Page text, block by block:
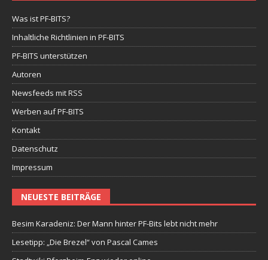
Was ist PF-BITS?
Inhaltliche Richtlinien in PF-BITS
PF-BITS unterstützen
Autoren
Newsfeeds mit RSS
Werben auf PF-BITS
Kontakt
Datenschutz
Impressum
NEUESTE BEITRÄGE
Besim Karadeniz: Der Mann hinter PF-Bits lebt nicht mehr
Lesetipp: „Die Brezel“ von Pascal Cames